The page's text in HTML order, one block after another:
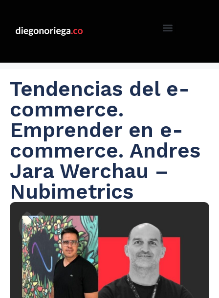
Tendencias del e-
commerce.
Emprender en e-
commerce. Andres
Jara Werchau –
Nubimetrics